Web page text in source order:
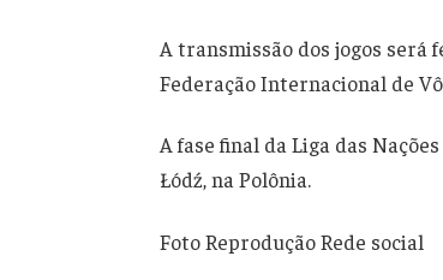
A transmissão dos jogos será
Federação Internacional de
A fase final da Liga das
Łódź, na Polônia.
Foto Reprodução Rede social